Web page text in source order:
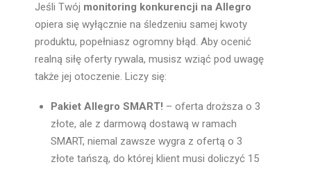
Jeśli Twój monitoring konkurencji na Allegro
opiera się wyłącznie na śledzeniu samej kwoty
produktu, popełniasz ogromny błąd. Aby ocenić
realną siłę oferty rywala, musisz wziąć pod uwagę
także jej otoczenie. Liczy się:
Pakiet Allegro SMART! – oferta droższa o 3
złote, ale z darmową dostawą w ramach
SMART, niemal zawsze wygra z ofertą o 3
złote tańszą, do której klient musi doliczyć 15